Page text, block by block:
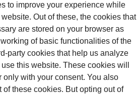
to improve your experience while
Out of these, the cookies that
are stored on your browser as
of basic functionalities of the
party cookies that help us analyze
this website. These cookies will
only with your consent. You also
of these cookies. But opting out of